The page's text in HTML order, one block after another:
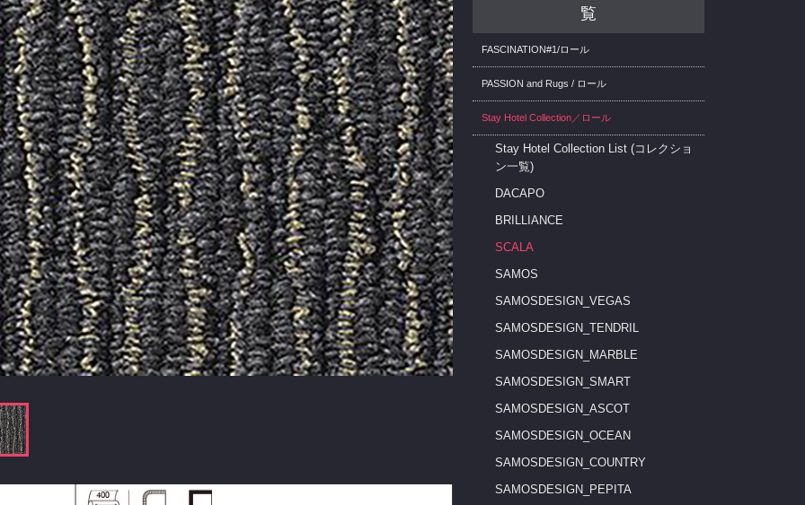
覧
FASCINATION#1/ロール
PASSION and Rugs / ロール
Stay Hotel Collection／ロール
Stay Hotel Collection List (コレクショ
ン一覧)
DACAPO
BRILLIANCE
SCALA
SAMOS
SAMOSDESIGN_VEGAS
SAMOSDESIGN_TENDRIL
SAMOSDESIGN_MARBLE
SAMOSDESIGN_SMART
SAMOSDESIGN_ASCOT
SAMOSDESIGN_OCEAN
SAMOSDESIGN_COUNTRY
SAMOSDESIGN_PEPITA